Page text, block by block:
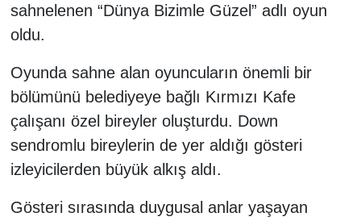
sahnelenen “Dünya Bizimle Güzel” adlı oyun
oldu.
Oyunda sahne alan oyuncuların önemli bir
bölümünü belediyeye bağlı Kırmızı Kafe
çalışanı özel bireyler oluşturdu. Down
sendromlu bireylerin de yer aldığı gösteri
izleyicilerden büyük alkış aldı.
Gösteri sırasında duygusal anlar yaşayan